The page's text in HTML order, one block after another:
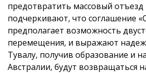
предотвратить массовый отъезд
подчеркивают, что соглашение
предполагает возможность
перемещения, и выражают
Тувалу, получив образование и
Австралии, будут возвращаться